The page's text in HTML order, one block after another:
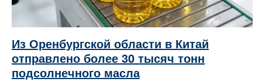
Из Оренбургской области в Китай
отправлено более 30 тысяч тонн
подсолнечного масла